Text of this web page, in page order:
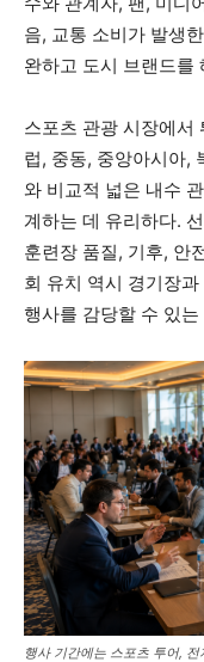
음, 교통 소비가 발생
완하고 도시 브랜드를
스포츠 관광 시장에서
럽, 중동, 중앙아시아,
와 비교적 넓은 내수
계하는 데 유리하다.
훈련장 품질, 기후, 안
회 유치 역시 경기장
행사를 감당할 수 있
행사 기간에는 스포츠 투어,